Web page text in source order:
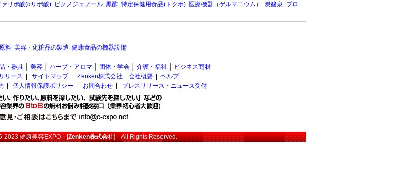
ァリポ酸(αリポ酸) ピクノジェノール 黒酢 特定保健用食品(トクホ) 医療機器（ゲルマニウム） 炭酸泉 プロ
料 美容・化粧品の製造 健康食品の機器設備
・器具 美容 ハーブ・アロマ 団体・学会 介護・福祉
ビジネス商材
リース サイトマップ| Zenken株式会社 会社概要
ヘルプ
個人情報保護ポリシー お問合わせ プレスリリース・ニュース受付
2023健康美容EXPO[Zenken株式会社] All Rights Reserved.